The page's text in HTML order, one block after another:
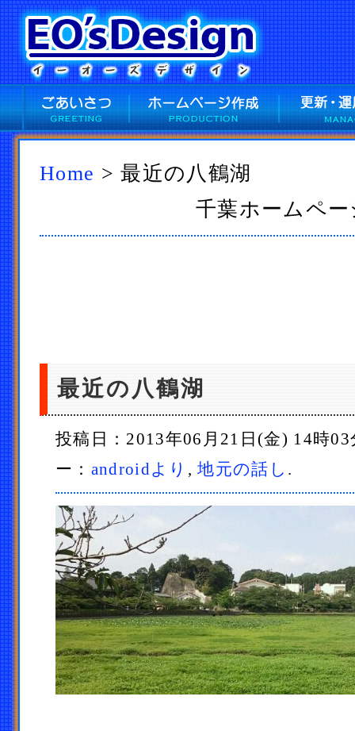
Home > 最近の八鶴湖
千葉ホームペー
最近の八鶴湖
投稿日：2013年06月21日(金) 14時
ー： androidより ,地元の話し .